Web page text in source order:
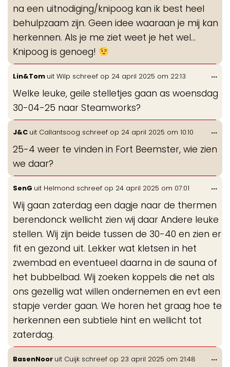
na een uitnodiging/knipoog kan ik best heel
behulpzaam zijn. Geen idee waaraan je mij kan
herkennen. Als je me ziet weet je het wel...
Knipoog is genoeg!
Lin&Tom uit Wilp schreef op 24 april 2025 om 22:13
Welke leuke, geile stelletjes gaan as woensdag
30-04-25 naar Steamworks?
...
J&C uit Callantsoog schreef op 24 april 2025 om 10:10
25-4 weer te vinden in Fort Beemster, wie zien
we daar?
...
SenG uit Helmond schreef op 24 april 2025 om 07:01
Wij gaan zaterdag een dagje naar de thermen
berendonck wellicht zien wij daar Andere leuke
stellen. Wij zijn beide tussen de 30-40 en zien er
fit en gezond uit. Lekker wat kletsen in het
zwembad en eventueel daarna in de sauna of
het bubbelbad. Wij zoeken koppels die net als
ons gezellig wat willen ondernemen en evt een
stapje verder gaan. We horen het graag hoe te
herkennen een subtiele hint en wellicht tot
zaterdag.
...
BasenNoor uit Cuijk schreef op 23 april 2025 om 21:48 ...